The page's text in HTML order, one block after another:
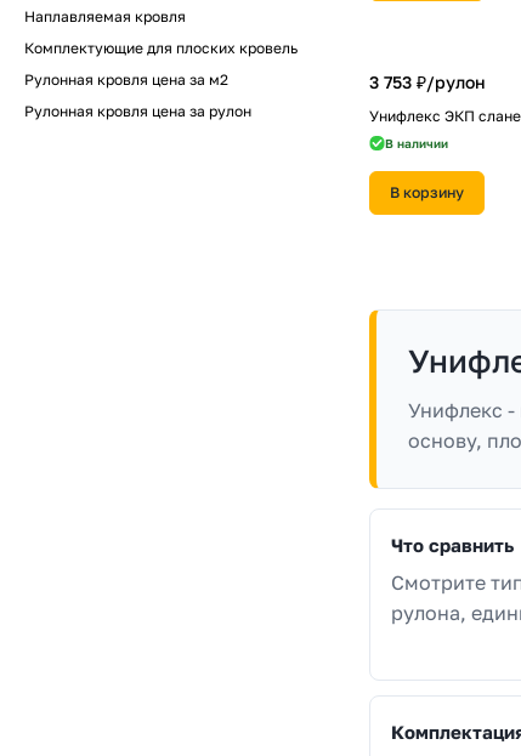
3 753 ₽/рулон
Унифлекс ЭКП
В наличии
В корзину
Унифлекс -
основу,
Что сравнить
Смотрите
рулона,
Наплавляемая кровля
Комплектующие для плоских кровель
Рулонная кровля цена за м2
Рулонная кровля цена за рулон